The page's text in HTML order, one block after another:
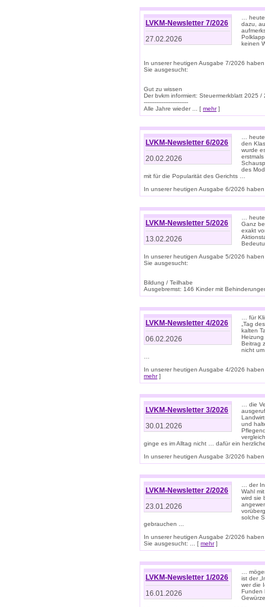
LVKM-Newsletter 7/2026
27.02.2026
…
dazu,
keinen
In unserer heutigen Ausgabe 7/2026
Sie ausgesucht:
Gut zu wissen
Der bvkm informiert: Steuermerkblatt 2025 /
-------------------------
Alle Jahre wieder ... [ mehr]
LVKM-Newsletter 6/2026
20.02.2026
…
den
wurde
des
mit für die Popularität des Gerichts …
In unserer heutigen Ausgabe 6/2026
LVKM-Newsletter 5/2026
13.02.2026
…
Ganz
exakt
In unserer heutigen Ausgabe 5/2026
Sie ausgesucht:
Bildung / Teilhabe
Ausgebremst: 146 Kinder mit
LVKM-Newsletter 4/2026
06.02.2026
… für
„Tag
kalten
Beitrag
nicht
In unserer heutigen Ausgabe 4/2026
mehr]
LVKM-Newsletter 3/2026
30.01.2026
… die
und
ginge es im Alltag nicht … dafür ein
In unserer heutigen Ausgabe 3/2026
LVKM-Newsletter 2/2026
23.01.2026
… der
Wahl
wird sie
solche
gebrauchen ...
In unserer heutigen Ausgabe 2/2026
Sie ausgesucht: ... [ mehr]
LVKM-Newsletter 1/2026
16.01.2026
…
ist der
wer die
Funden